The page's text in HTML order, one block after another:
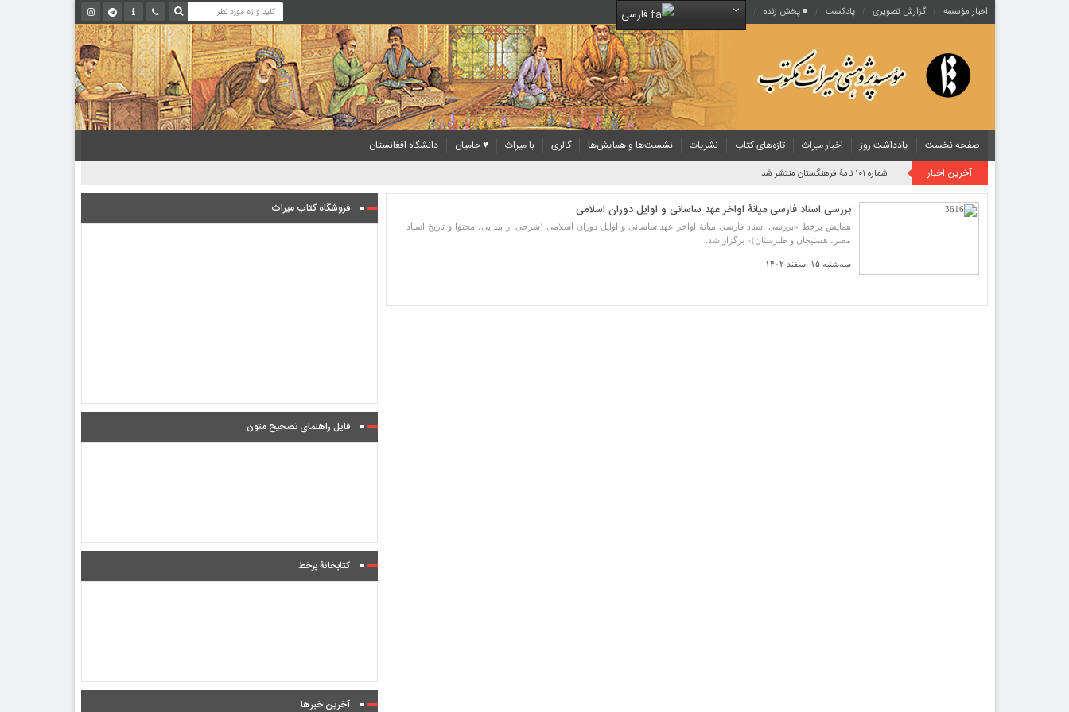
اخبار مؤسسه گزارش تصویری پادکست‌ ■ پخش زنده فارسی
صفحه نخست یادداشت روز اخبار میراث تازه‌های کتاب نشریات نشست‌ها و همایش‌ها گالری با میراث ♥ حامیان
دانشگاه افغانستان
آخرین اخبار
شماره ۱۰۱ نامۀ فرهنگستان منتشر شد
بررسی اسناد فارسی میانۀ اواخر عهد ساسانی و اوایل دوران اسلامی
همایش برخط «بررسی اسناد فارسی میانۀ اواخر عهد ساسانی و اوایل دوران اسلامی (شرحی از پیدایی، محتوا و تاریخ اسناد
مصر، هستیجان و طبرستان)» برگزار شد.
سه‌شنبه ۱۵ اسفند ۱۴۰۲
فروشگاه کتاب میراث
فایل راهنمای تصحیح متون
کتابخانۀ برخط
آخرین خبرها